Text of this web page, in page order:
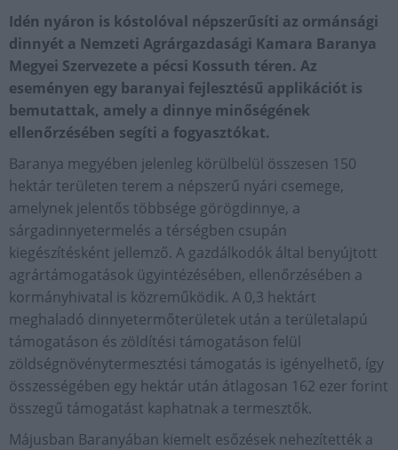
Idén nyáron is kóstolóval népszerűsíti az ormánsági
dinnyét a Nemzeti Agrárgazdasági Kamara Baranya
Megyei Szervezete a pécsi Kossuth téren. Az
eseményen egy baranyai fejlesztésű applikációt is
bemutattak, amely a dinnye minőségének
ellenőrzésében segíti a fogyasztókat.
Baranya megyében jelenleg körülbelül összesen 150
hektár területen terem a népszerű nyári csemege,
amelynek jelentős többsége görögdinnye, a
sárgadinnyetermelés a térségben csupán
kiegészítésként jellemző. A gazdálkodók által benyújtott
agrártámogatások ügyintézésében, ellenőrzésében a
kormányhivatal is közreműködik. A 0,3 hektárt
meghaladó dinnyetermőterületek után a területalapú
támogatáson és zöldítési támogatáson felül
zöldségnövénytermesztési támogatás is igényelhető, így
összességében egy hektár után átlagosan 162 ezer forint
összegű támogatást kaphatnak a termesztők.
Májusban Baranyában kiemelt esőzések nehezítették a